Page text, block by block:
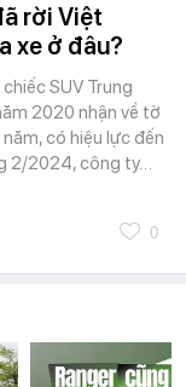
rời Việt
xe ở đâu?
SUV Trung
2020 nhận về tờ
có hiệu lực đến
2/2024, công ty…
0